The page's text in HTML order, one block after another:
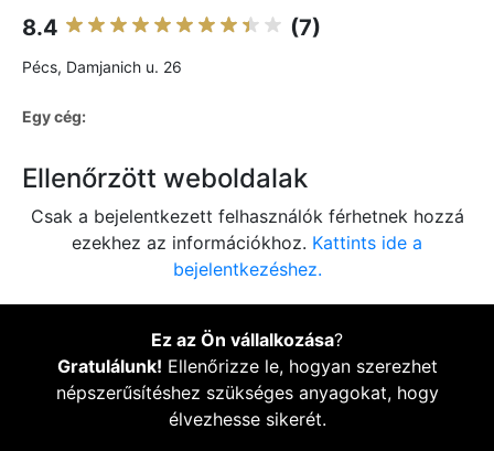
8.4 (7)
Pécs, Damjanich u. 26
Egy cég:
Ellenőrzött weboldalak
Csak a bejelentkezett felhasználók férhetnek hozzá
ezekhez az információkhoz. Kattints ide a
bejelentkezéshez.
Ez az Ön vállalkozása?
Gratulálunk! Ellenőrizze le, hogyan szerezhet
népszerűsítéshez szükséges anyagokat, hogy
élvezhesse sikerét.